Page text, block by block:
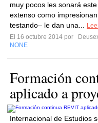
muy pocos les sonará
extenso como
testando– le dan una...
El 16 octubre 2014 por
NONE
Formación
aplicado a
Internacional de Estudios